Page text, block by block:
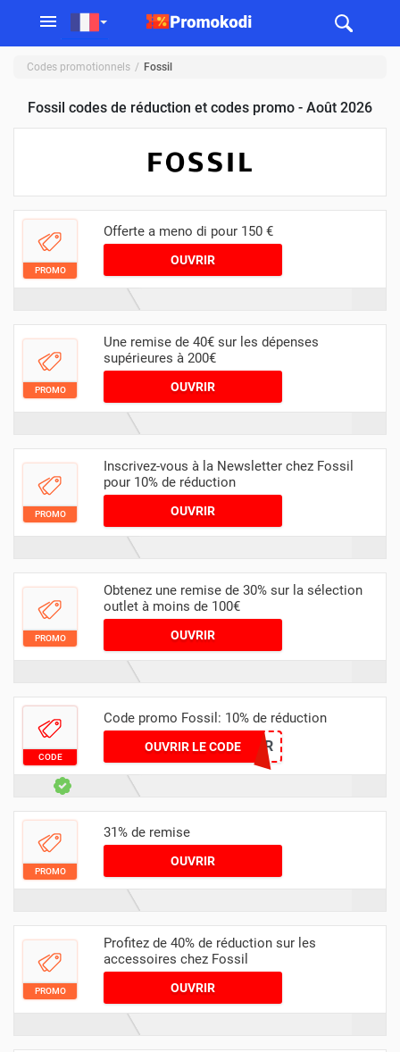
Codes promotionnels Fossil
Fossil codes de réduction et codes promo - Août 2026
PROMO
Offerte a meno di pour 150 €
OUVRIR
PROMO
Une remise de 40€ sur les dépenses
supérieures à 200€
OUVRIR
PROMO
Inscrivez-vous à la Newsletter chez Fossil
pour 10% de réduction
OUVRIR
PROMO
Obtenez une remise de 30% sur la sélection
outlet à moins de 100€
OUVRIR
CODE
Code promo Fossil: 10% de réduction
OUVRIR LE CODE
RKQYC6NT6R
PROMO
31% de remise
OUVRIR
PROMO
Profitez de 40% de réduction sur les
accessoires chez Fossil
OUVRIR